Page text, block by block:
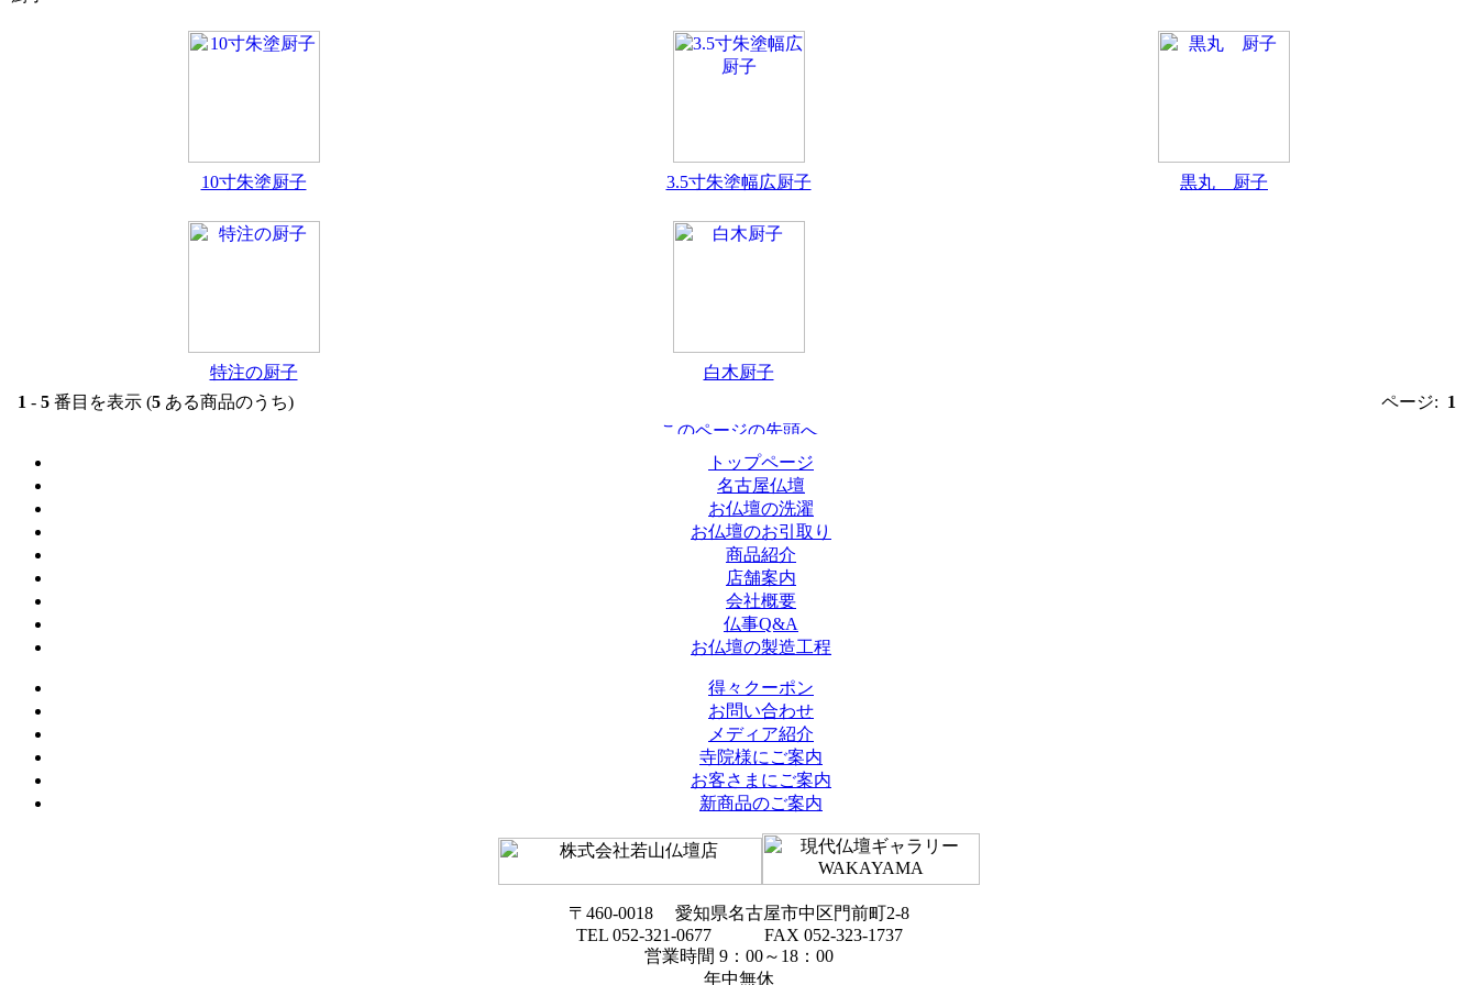
10寸朱塗厨子 3.5寸朱塗幅広厨子 黒丸 厨子
特注の厨子
白木厨子
1 - 5 番目を表示 (5 ある商品のうち) ページ: 1
トップページ
名古屋仏壇
お仏壇の洗濯
お仏壇のお引取り
商品紹介
店舗案内
会社概要
仏事Q&A
お仏壇の製造工程
得々クーポン
お問い合わせ
メディア紹介
寺院様にご案内
お客さまにご案内
新商品のご案内
〒460-0018 愛知県名古屋市中区門前町2-8
TEL 052-321-0677 FAX 052-323-1737
営業時間 9：00～18：00
年中無休